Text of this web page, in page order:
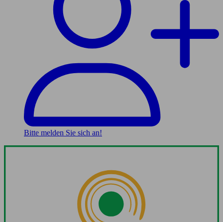
Bitte melden Sie sich an!